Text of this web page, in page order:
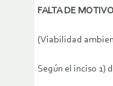
FALTA DE
(Viabilidad
Según el inciso 1)